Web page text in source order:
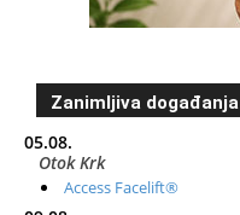
Zanimljiva događanja
05.08.
Otok Krk
Access Facelift®